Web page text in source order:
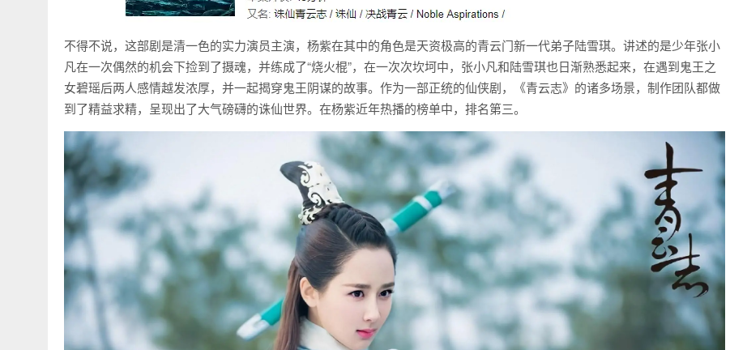
不得不说，这部剧是清一色的实力演员主演，杨紫在其中的角色是天资极高的青云门新一代弟子陆雪琪。讲述的是少年张小
凡在一次偶然的机会下捡到了摄魂，并练成了“烧火棍”，在一次次坎坷中，张小凡和陆雪琪也日渐熟悉起来，在遇到鬼王之
女碧瑶后两人感情越发浓厚，并一起揭穿鬼王阴谋的故事。作为一部正统的仙侠剧，《青云志》的诸多场景，制作团队都做
到了精益求精，呈现出了大气磅礴的诛仙世界。在杨紫近年热播的榜单中，排名第三。